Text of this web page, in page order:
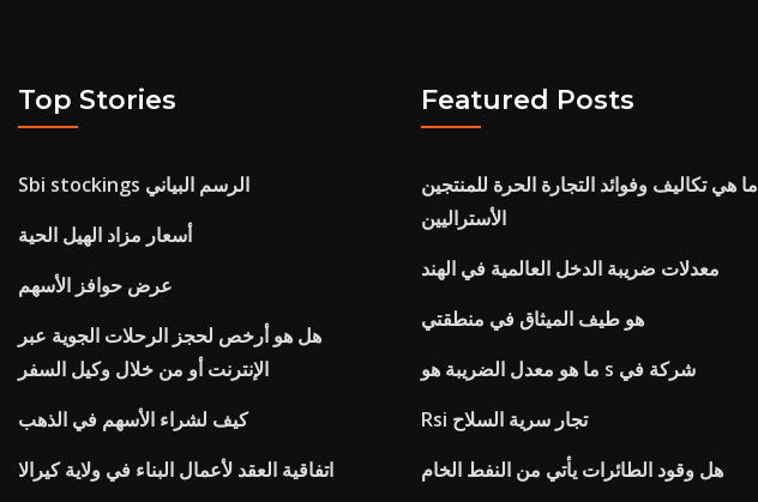
Top Stories
Sbi stockings الرسم البياني
أسعار مزاد الهيل الحية
عرض حوافز الأسهم
هل هو أرخص لحجز الرحلات الجوية عبر
الإنترنت أو من خلال وكيل السفر
كيف لشراء الأسهم في الذهب
اتفاقية العقد لأعمال البناء في ولاية كيرالا
Featured Posts
ما هي تكاليف وفوائد التجارة الحرة للمنتجين
الأستراليين
معدلات ضريبة الدخل العالمية في الهند
هو طيف الميثاق في منطقتي
ما هو معدل الضريبة هو s شركة في
Rsi تجار سرية السلاح
هل وقود الطائرات يأتي من النفط الخام